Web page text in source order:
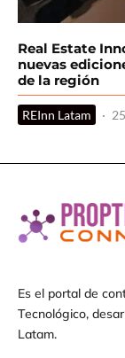
Real Estate
nuevas
de la región
REInn Latam ·
Es el portal de
Tecnológico,
Latam.